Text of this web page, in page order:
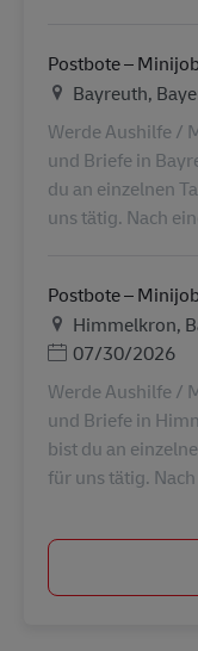
Postbote –
地点Bayreuth,
Werde Aushilfe /
und Briefe in
du an einzelnen
uns tätig. Nach
Postbote –
地点Himmelkron,
Posted Date
07/30/2026
Werde Aushilfe /
und Briefe in
bist du an
für uns tätig.